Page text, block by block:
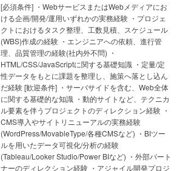
[必須条件] ・WebサービスまたはWebメディアにお
ける企画/開発/運用いずれかの実務経験 ・プロジェ
クトにおけるタスク整理、工数見積、スケジュール
(WBS)作成の経験 ・エンジニアへの依頼、進行管
理、品質管理の経験(社内外不問) ・
HTML/CSS/JavaScriptに関する基礎知識 ・定量/定
性データをもとに課題を整理し、施策へ落とし込ん
だ経験 [歓迎条件] ・サーバサイドを含む、Web全体
に関する基礎的な知識 ・動的サイトなど、テクニカ
ル要素を伴うプロジェクトのディレクション経験 ・
CMS導入やサイトリニューアルの実務経験
(WordPress/MovableType/各種CMSなど) ・BIツー
ルを用いたデータ可視化/分析の経験
(Tableau/Looker Studio/Power BIなど) ・外部パート
ナーのディレクション経験 ・アジャイル開発プロジ